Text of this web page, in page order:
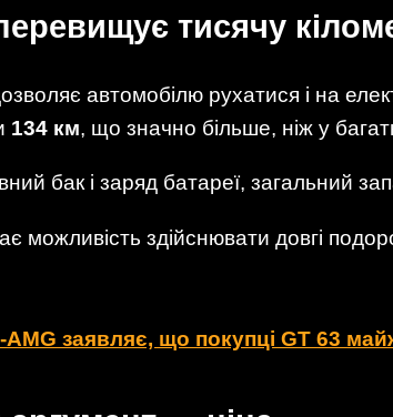
тисячу
автомобілю рухатися і на
134 км, що значно більше, ніж у
бак і заряд батареї, загальний
можливість здійснювати довгі
AMG заявляє, що покупці GT 63